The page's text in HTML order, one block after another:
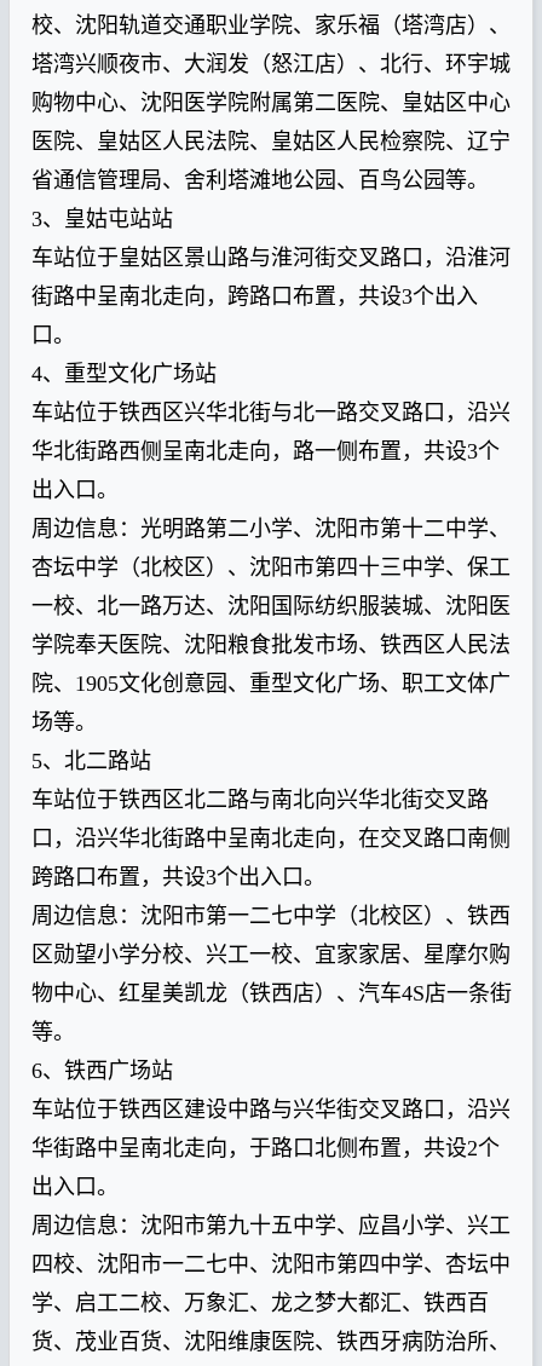
校、沈阳轨道交通职业学院、家乐福（塔湾店）、
塔湾兴顺夜市、大润发（怒江店）、北行、环宇城
购物中心、沈阳医学院附属第二医院、皇姑区中心
医院、皇姑区人民法院、皇姑区人民检察院、辽宁
省通信管理局、舍利塔滩地公园、百鸟公园等。
3、皇姑屯站站
车站位于皇姑区景山路与淮河街交叉路口，沿淮河
街路中呈南北走向，跨路口布置，共设3个出入
口。
4、重型文化广场站
车站位于铁西区兴华北街与北一路交叉路口，沿兴
华北街路西侧呈南北走向，路一侧布置，共设3个
出入口。
周边信息：光明路第二小学、沈阳市第十二中学、
杏坛中学（北校区）、沈阳市第四十三中学、保工
一校、北一路万达、沈阳国际纺织服装城、沈阳医
学院奉天医院、沈阳粮食批发市场、铁西区人民法
院、1905文化创意园、重型文化广场、职工文体广
场等。
5、北二路站
车站位于铁西区北二路与南北向兴华北街交叉路
口，沿兴华北街路中呈南北走向，在交叉路口南侧
跨路口布置，共设3个出入口。
周边信息：沈阳市第一二七中学（北校区）、铁西
区勋望小学分校、兴工一校、宜家家居、星摩尔购
物中心、红星美凯龙（铁西店）、汽车4S店一条街
等。
6、铁西广场站
车站位于铁西区建设中路与兴华街交叉路口，沿兴
华街路中呈南北走向，于路口北侧布置，共设2个
出入口。
周边信息：沈阳市第九十五中学、应昌小学、兴工
四校、沈阳市一二七中、沈阳市第四中学、杏坛中
学、启工二校、万象汇、龙之梦大都汇、铁西百
货、茂业百货、沈阳维康医院、铁西牙病防治所、